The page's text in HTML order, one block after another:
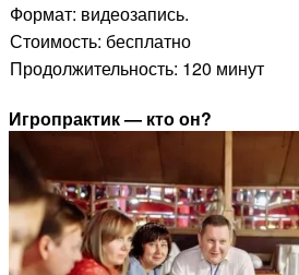
Формат: видеозапись.
Стоимость: бесплатно
Продолжительность: 120 минут
Игропрактик — кто он?